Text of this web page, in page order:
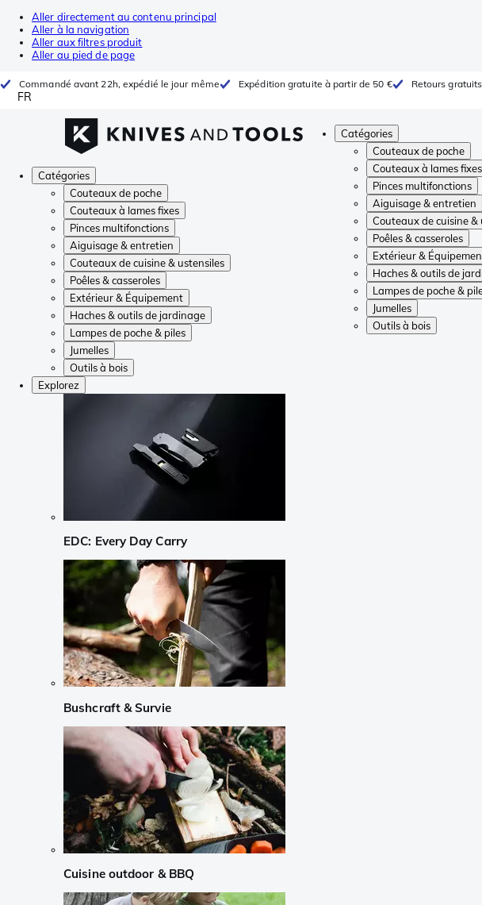
Aller directement au contenu principal
Aller à la navigation
Aller aux filtres produit
Aller au pied de page
Commandé avant 22h, expédié le jour même Expédition gratuite à partir de 50 € Retours
FR
Catégories
Couteaux de poche
Couteaux à lames fixes
Pinces multifonctions
Aiguisage & entretien
Couteaux de cuisine &
Poêles & casseroles
Extérieur &
Haches & outils de
Lampes de poche &
Jumelles
Outils à bois
Catégories
Couteaux de poche
Couteaux à lames fixes
Pinces multifonctions
Aiguisage & entretien
Couteaux de cuisine & ustensiles
Poêles & casseroles
Extérieur & Équipement
Haches & outils de jardinage
Lampes de poche & piles
Jumelles
Outils à bois
Explorez
EDC: Every Day Carry
Bushcraft & Survie
Cuisine outdoor & BBQ